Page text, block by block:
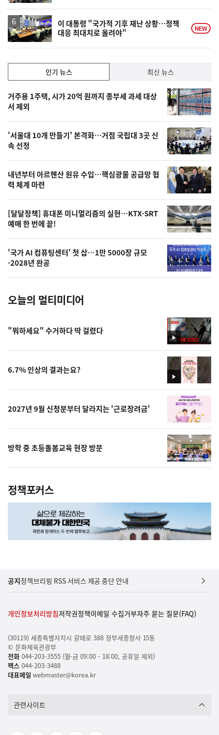
이 대통령 "국가적 기후 재난 상황…정책
대응 최대치로 올려야"
NEW
기,
최
신,
오
늘
의
영
상
오
늘
의
사
진
인기 뉴스 최신 뉴스
기
뉴
스
거주용 1주택, 시가 20억 원까지 종부세 과세 대상
서 제외
'서울대 10개 만들기' 본격화…거점 국립대 3곳 신
속 선정
내년부터 아르헨산 원유 수입…핵심광물 공급망 협
력 체계 마련
[달달정책] 휴대폰 미니멀리즘의 실현…KTX·SRT
예매 한 번에 끝!
'국가 AI 컴퓨팅센터' 첫 삽…1만 5000장 규모
·2028년 완공
오늘의 멀티미디어
영
상
"뭐하세요" 수거하다 딱 걸렸다
영
상
6.7% 인상의 결과는요?
2027년 9월 신청분부터 달라지는 '근로장려금'
방학 중 초등돌봄교육 현장 방문
정책포커스
공지정책브리핑 RSS 서비스 제공 중단 안내
개인정보처리방침저작권정책이메일 수집거부자주 묻는 질문(FAQ)
(30119) 세종특별자치시 갈매로 388 정부세종청사 15동
© 문화체육관광부
전화044-203-3555 (월-금 09:00 - 18:00, 공휴일 제외)
팩스044-203-3488
대표메일 webmaster@korea.kr
관련사이트